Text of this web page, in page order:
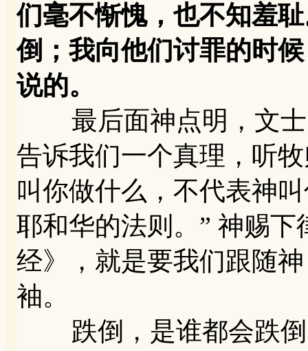
们毫不惭愧，也不知羞
倒；我向他们讨罪的时
说的。
最后面神点明，文士
告诉我们一个真理，听
叫你做什么，不代表神
耶和华的法则。” 神赐
经》，就是要我们跟随
袖。
跌倒，是谁都会跌倒